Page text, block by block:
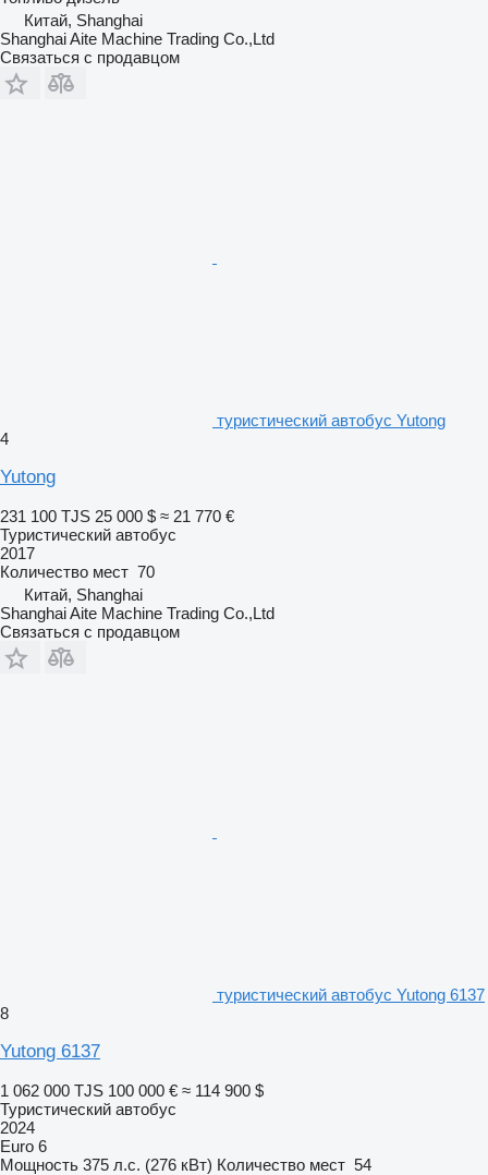
Китай, Shanghai
Shanghai Aite Machine Trading Co.,Ltd
Связаться с продавцом
туристический автобус Yutong
4
Yutong
231 100 TJS 25 000 $ ≈ 21 770 €
Туристический автобус
2017
Количество мест 70
Китай, Shanghai
Shanghai Aite Machine Trading Co.,Ltd
Связаться с продавцом
туристический автобус Yutong 6137
8
Yutong 6137
1 062 000 TJS 100 000 € ≈ 114 900 $
Туристический автобус
2024
Euro 6
Мощность 375 л.с. (276 кВт) Количество мест 54